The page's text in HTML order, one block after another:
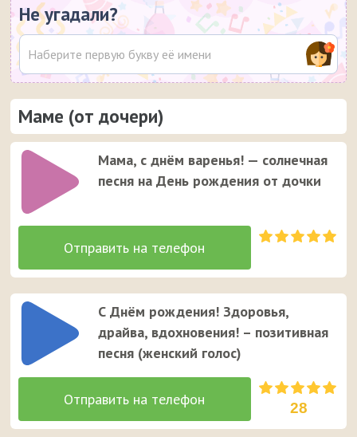
Не угадали?
Маме (от дочери)
Мама, с днём варенья! — солнечная
песня на День рождения от дочки
С Днём рождения! Здоровья,
драйва, вдохновения! – позитивная
песня (женский голос)
28